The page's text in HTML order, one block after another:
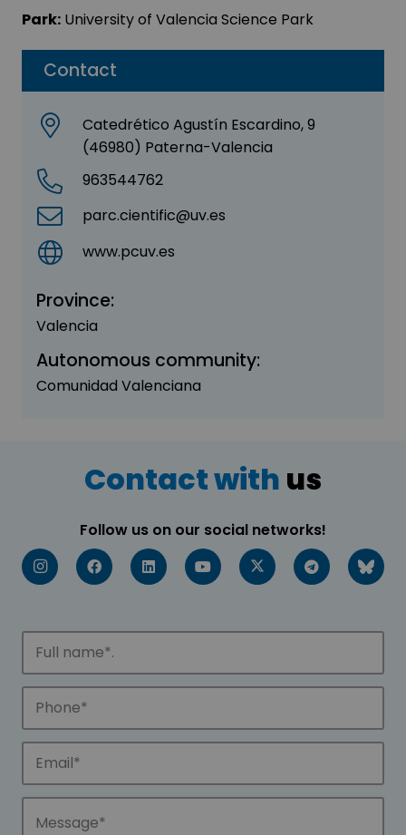
Contact
Catedrético Agustín Escardino, 9
(46980) Paterna-Valencia
963544762
parc.cientific@uv.es
www.pcuv.es
Province:
Valencia
Autonomous community:
Comunidad Valenciana
Park: University of Valencia Science Park
Contact with us
Follow us on our social networks!